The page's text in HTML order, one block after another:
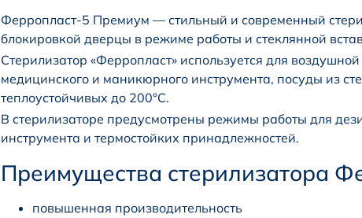
Ферропласт-5 Премиум — стильный и современный
блокировкой дверцы в режиме работы и стеклянной
Стерилизатор «Ферропласт» используется для
медицинского и маникюрного инструмента, посуды из
теплоустойчивых до 200°С.
В стерилизаторе предусмотрены режимы работы для
инструмента и термостойких принадлежностей.
Преимущества стерилизатора
повышенная производительность